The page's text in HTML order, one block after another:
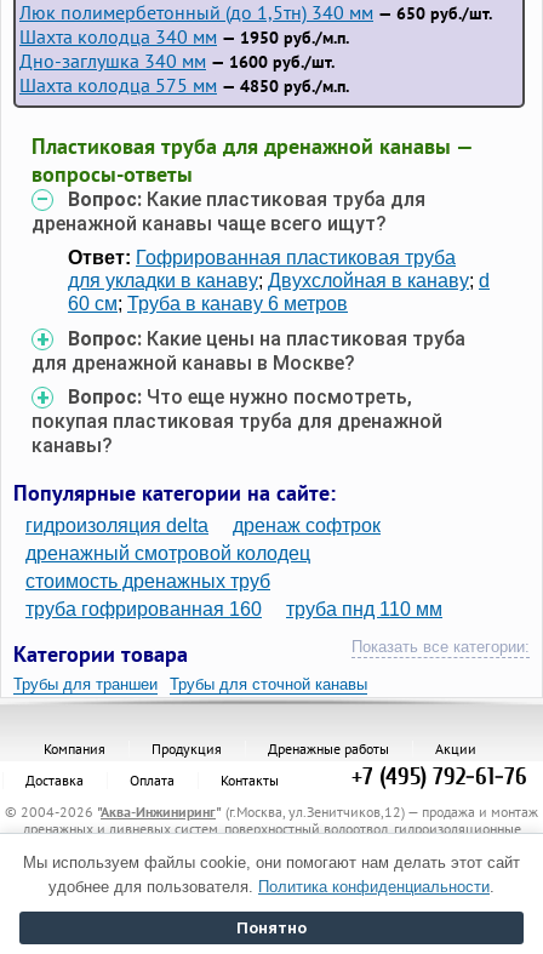
Люк полимербетонный (до 1,5тн) 340 мм — 650 руб./шт.
Шахта колодца 340 мм — 1950 руб./м.п.
Дно-заглушка 340 мм — 1600 руб./шт.
Шахта колодца 575 мм — 4850 руб./м.п.
Пластиковая труба для дренажной канавы —
вопросы-ответы
Вопрос: Какие пластиковая труба для
дренажной канавы чаще всего ищут?
Ответ: Гофрированная пластиковая труба
для укладки в канаву; Двухслойная в канаву; d
60 см; Труба в канаву 6 метров
Вопрос: Какие цены на пластиковая труба
для дренажной канавы в Москве?
Вопрос: Что еще нужно посмотреть,
покупая пластиковая труба для дренажной
канавы?
Популярные категории на сайте:
гидроизоляция delta
дренаж софтрок
дренажный смотровой колодец
стоимость дренажных труб
труба гофрированная 160
труба пнд 110 мм
Категории товара Показать все категории:
Трубы для траншеи Трубы для сточной канавы
Трубы для канавы на дачу
Трубы для канавы Трубы для дренажной канавы
Трубы водоотводная в канаву Трубы в кюветы
Компания Продукция Дренажные работы
Акции
Доставка
Оплата Контакты +7 (495) 792-61-76
© 2004-2026 "Аква-Инжиниринг" (г.Москва, ул.Зенитчиков,12) — продажа и монтаж
дренажных и ливневых систем, поверхностный водоотвод, гидроизоляционные
для укрепления грунта, электрообогрев трубопроводов.
Политика обработки персональных данных
Мы используем файлы cookie, они помогают нам делать этот сайт
удобнее для пользователя. Политика конфиденциальности.
Понятно